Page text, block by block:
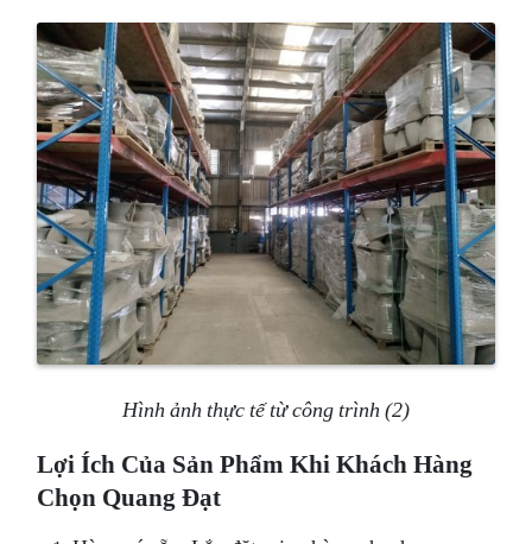
Hình ảnh thực tế từ công trình (2)
Lợi Ích Của Sản Phẩm Khi Khách Hàng
Chọn Quang Đạt